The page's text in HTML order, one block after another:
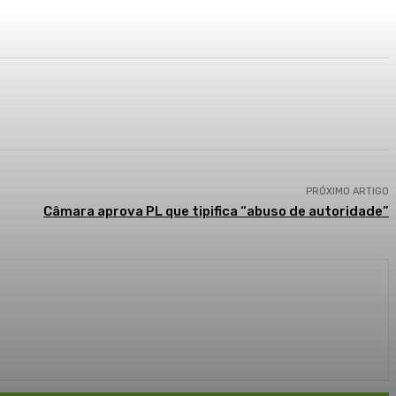
PRÓXIMO ARTIGO
Câmara aprova PL que tipifica “abuso de autoridade”